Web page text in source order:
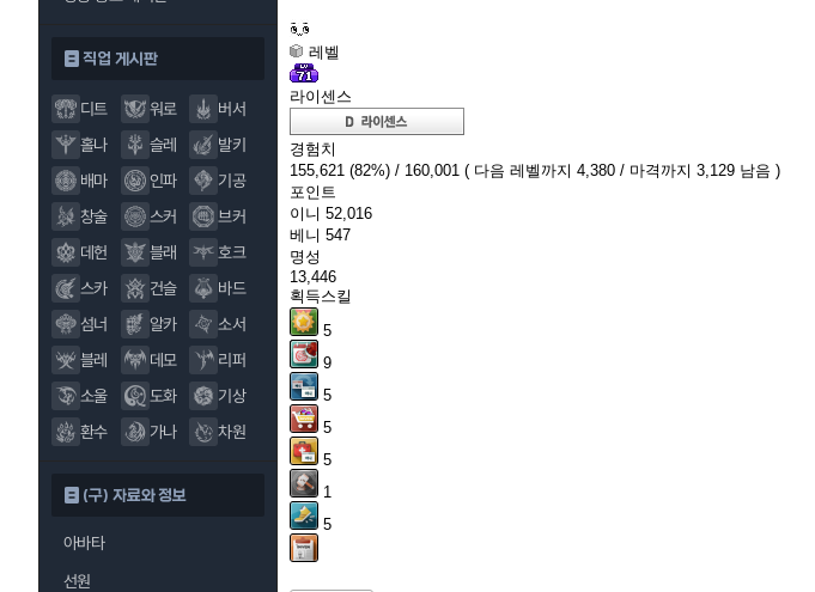
직업 게시판
디트 워로
버서
홀나
슬레
발키
배마
인파
기공
창술
스커
브커
데헌
블래
호크
스카
건슬
바드
섬너
알카
소서
블레
데모
리퍼
소울
도화
기상
환수
가나 차원
(구) 자료와 정보
아바타
선원
레벨
라이센스
경험치
155,621 (82%) / 160,001 ( 다음 레벨까지 4,380 / 마격까지 3,129 남음 )
포인트
이니 52,016
베니 547
명성
13,446
획득스킬
5
9
5
5
5
1
5